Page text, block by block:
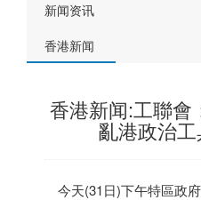
新闻资讯
香港新闻
香港新闻:工聯會
亂港政治
今天(31日)下午特區政